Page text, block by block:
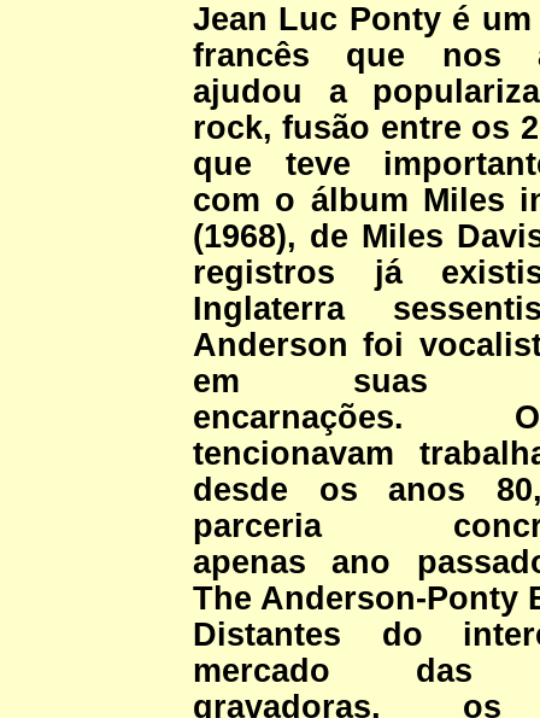
Jean Luc Ponty é
francês que nos
ajudou a
rock, fusão entre os
que teve
com o álbum Miles
(1968), de Miles
registros já
Inglaterra
Anderson foi
em suas
tencionavam
desde os anos
parceria
apenas ano
The Anderson-Ponty
Distantes do
mercado das
gravadoras, os